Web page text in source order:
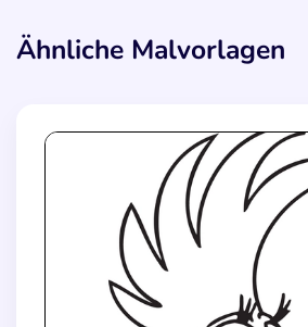
Ähnliche Malvorlagen